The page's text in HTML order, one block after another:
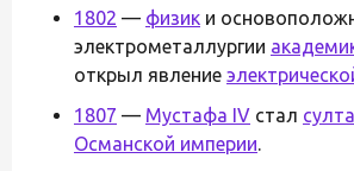
1802 — физик и
электрометаллургии
открыл явление
1807 — Мустафа IV стал
Османской империи.